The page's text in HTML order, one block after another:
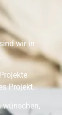
wir in
Projekt.
wünschen,